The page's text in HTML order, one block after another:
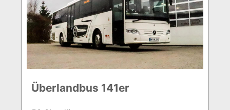
Überlandbus 141er